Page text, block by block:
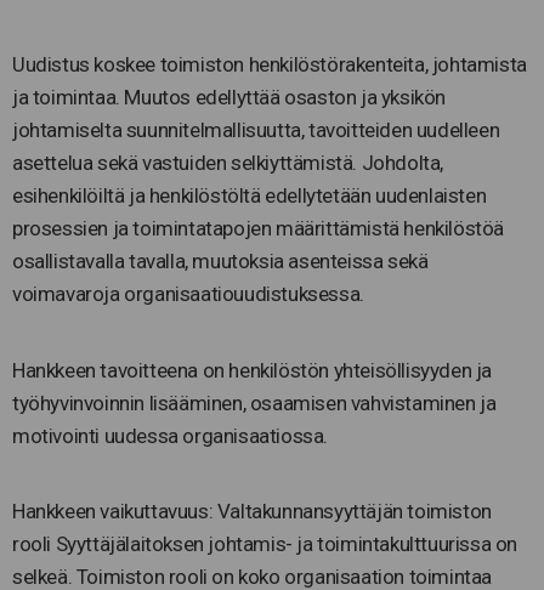
Uudistus koskee toimiston henkilöstörakenteita, johtamista
ja toimintaa. Muutos edellyttää osaston ja yksikön
johtamiselta suunnitelmallisuutta, tavoitteiden uudelleen
asettelua sekä vastuiden selkiyttämistä. Johdolta,
esihenkilöiltä ja henkilöstöltä edellytetään uudenlaisten
prosessien ja toimintatapojen määrittämistä henkilöstöä
osallistavalla tavalla, muutoksia asenteissa sekä
voimavaroja organisaatiouudistuksessa.
Hankkeen tavoitteena on henkilöstön yhteisöllisyyden ja
työhyvinvoinnin lisääminen, osaamisen vahvistaminen ja
motivointi uudessa organisaatiossa.
Hankkeen vaikuttavuus: Valtakunnansyyttäjän toimiston
rooli Syyttäjälaitoksen johtamis- ja toimintakulttuurissa on
selkeä. Toimiston rooli on koko organisaation toimintaa